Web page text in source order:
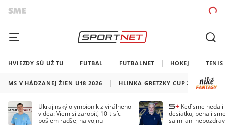
HVIEZDY SÚ UŽ TU FUTBAL FUTBALNET HOKEJ TENIS
MS V HÁDZANEJ ŽIEN U18 2026 HLINKA GRETZKY CUP 2026
Ukrajinský olympionik z virálneho
videa: Viem si zarobiť, 10-tisíc
pošlem radšej na vojnu
Keď sme
desiatku, behali
sa mi ani